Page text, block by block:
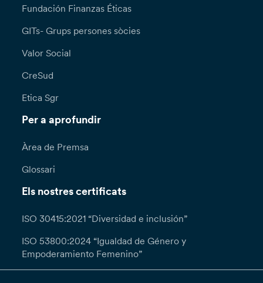
Fundación Finanzas Éticas
GITs- Grups persones sòcies
Valor Social
CreSud
Etica Sgr
Per a aprofundir
Àrea de Premsa
Glossari
Els nostres certificats
ISO 30415:2021 “Diversidad e inclusión”
ISO 53800:2024 “Igualdad de Género y
Empoderamiento Femenino”